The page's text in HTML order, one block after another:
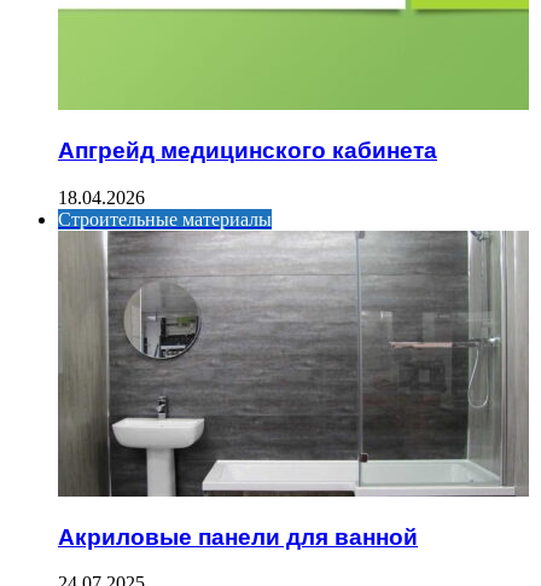
Апгрейд медицинского кабинета
18.04.2026
Строительные материалы
Акриловые панели для ванной